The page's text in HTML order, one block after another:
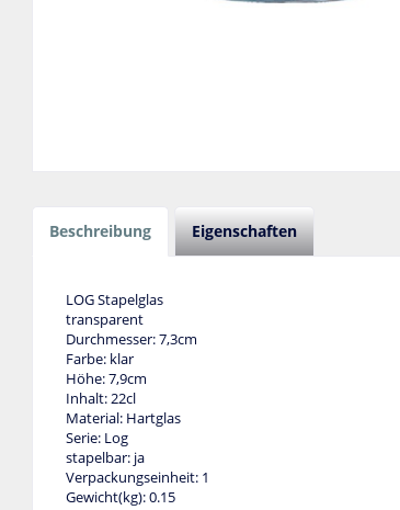
Beschreibung Eigenschaften
LOG Stapelglas
transparent
Durchmesser: 7,3cm
Farbe: klar
Höhe: 7,9cm
Inhalt: 22cl
Material: Hartglas
Serie: Log
stapelbar: ja
Verpackungseinheit: 1
Gewicht(kg): 0.15